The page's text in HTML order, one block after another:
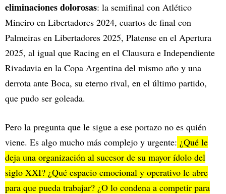
eliminaciones dolorosas: la semifinal con Atlético
Mineiro en Libertadores 2024, cuartos de final con
Palmeiras en Libertadores 2025, Platense en el Apertura
2025, al igual que Racing en el Clausura e Independiente
Rivadavia en la Copa Argentina del mismo año y una
derrota ante Boca, su eterno rival, en el último partido,
que pudo ser goleada.
Pero la pregunta que le sigue a ese portazo no es quién
viene. Es algo mucho más complejo y urgente: ¿Qué le
deja una organización al sucesor de su mayor ídolo del
siglo XXI? ¿Qué espacio emocional y operativo le abre
para que pueda trabajar? ¿O lo condena a competir para